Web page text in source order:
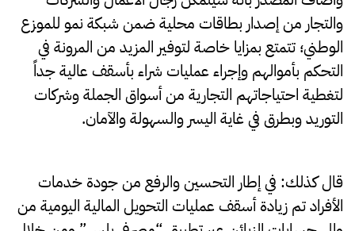
والتجار من إصدار بطاقات محلية ضمن شبكة نمو للموزع
الوطني؛ تتمتع بمزايا خاصة لتوفير المزيد من المرونة في
التحكم بأموالهم وإجراء عمليات شراء بأسقف عالية جداً
لتغطية احتياجاتهم التجارية من أسواق الجملة وشركات
التوريد وبطرق في غاية اليسر والسهولة والآمان.
قال كذلك: في إطار التحسين والرفع من جودة خدمات
الأفراد تم زيادة أسقف عمليات التحويل المالية اليومية من